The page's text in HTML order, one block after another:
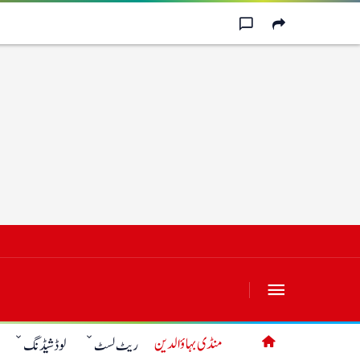
منڈی بہاؤالدین ریٹ لسٹ لوڈشیڈنگ